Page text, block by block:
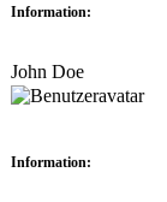
Information:
John Doe
Information: